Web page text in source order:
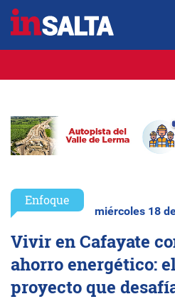
Enfoque
miércoles 18
Vivir en Cafayate
ahorro energético:
proyecto que